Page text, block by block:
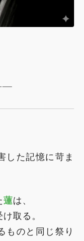
した記憶に苛ま
蓮は、
け取る。
ものと同じ祭り